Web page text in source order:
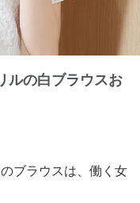
ルの白ブラウスお
ブラウスは、働く女